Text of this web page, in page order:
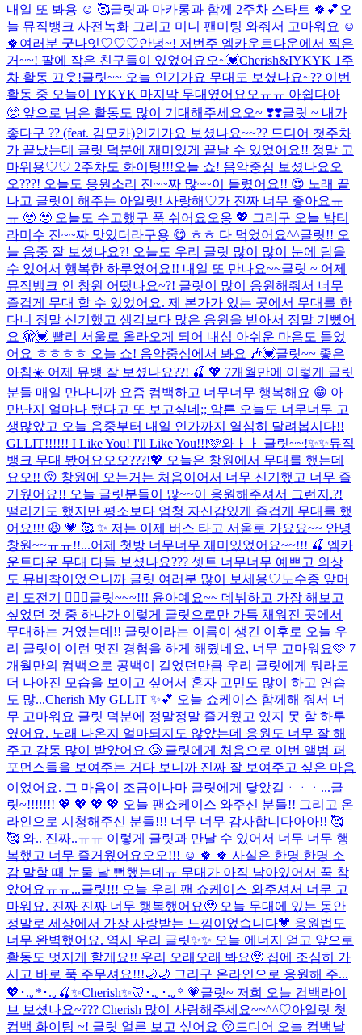
내일 또 봐용 ☺️ 🥰글릿과 마카롱과 함께 2주차 스타트 🍀💕 오
늘 뮤직뱅크 사전녹화 그리고 미니 팬미팅 와줘서 고마워요 ☺️
🍀 여러분 굿나잇♡♡♡안녕~! 저번주 엠카운트다운에서 찍은
거~~! 팔에 작은 친구들이 있었어요오~💓Cherish&IYKYK 1주
차 활동 끄읏!글릿~~ 오늘 인기가요 무대도 보셨나요~?? 이번
활동 중 오늘이 IYKYK 마지막 무대였어요오ㅠㅠ 아쉽다아
🥺 앞으로 남은 활동도 많이 기대해주세요오~ ❣️❣️글릿 ~ 내가
좋다구 ?? (feat. 김모카)인기가요 보셨나요~~?? 드디어 첫주차
가 끝났는데 글릿 덕분에 재미있게 끝날 수 있었어요!! 정말 고
마워용♡♡ 2주차도 화이팅!!!오늘 쇼! 음악중심 보셨나요오
오???! 오늘도 응원소리 진~~짜 많~~이 들렸어요!! 😍 노래 끝
나고 글릿이 해주는 아일릿! 사랑해♡가 진짜 너무 좋아요ㅠ
ㅠ 🥹 🥹 오늘도 수고했구 푹 쉬어요오옹 💖 그리구 오늘 밤티
라미수 진~~짜 맛있더라구용 😋 ㅎㅎ 다 먹었어요^^글릿!! 오
늘 음중 잘 보셨나요?! 오늘도 우리 글릿 많이 많이 눈에 담을
수 있어서 행복한 하루였어요!! 내일 또 만나요~~글릿 ~ 어제
뮤직뱅크 인 창원 어땠나요~?! 글릿이 많이 응원해줘서 너무
즐겁게 무대 할 수 있었어요. 제 본가가 있는 곳에서 무대를 한
다니 정말 신기했고 생각보다 많은 응원을 받아서 정말 기뻤어
요 🫣💓 빨리 서울로 올라오게 되어 내심 아쉬운 마음도 들었
어요 ㅎㅎㅎㅎ 오늘 쇼! 음악중심에서 봐요 🎶💓글릿~~ 좋은
아침☀️ 어제 뮤뱅 잘 보셨나요??! 🍒 💖 7개월만에 이렇게 글릿
분들 매일 만나니까 요즘 컴백하고 너무너무 행복해요 😁 아
만난지 얼마나 됐다고 또 보고싶네;; 암튼 오늘도 너무너무 고
생많았고 오늘 음중부터 내일 인가까지 열심히 달려봅시다!!
GLLIT!!!!!! I Like You! I'll Like You!!!🩷와ㅏㅏ 글릿~~!✨✨뮤직
뱅크 무대 봤어요오오???!💖 오늘은 창원에서 무대를 했는데
요오!! 😚 창원에 오는거는 처음이어서 너무 신기했고 너무 즐
거웠어요!! 오늘 글릿분들이 많~~이 응원해주셔서 그런지.?!
떨리기도 했지만 평소보다 엄청 자신감있게 즐겁게 무대를 했
어요!!! 😆 💗 🥰 ✨ 저는 이제 버스 타고 서울로 가요요~~ 안녕
창원~~ㅠㅠ!!...어제 첫방 너무너무 재미있었어요~~!!! 🍒 엠카
운트다운 무대 다들 보셨나요??? 셋트 너무너무 예쁘고 의상
도 뮤비착이었으니까 글릿 여러분 많이 보세용♡노수종 앞머
리 도전기 💇🏻‍♀️글릿~~~!!! 윤아예요~~ 데뷔하고 가장 해보고
싶었던 것 중 하나가 이렇게 글릿으로만 가득 채워진 곳에서
무대하는 거였는데!! 글릿이라는 이름이 생긴 이후로 오늘 우
리 글릿이 이런 멋진 경험을 하게 해줬네요, 너무 고마워요🩷 7
개월만의 컴백으로 공백이 길었던만큼 우리 글릿에게 뭐라도
더 나아진 모습을 보이고 싶어서 혼자 고민도 많이 하고 연습
도 많...Cherish My GLLIT ✨💕 오늘 쇼케이스 함께해 줘서 너
무 고마워요 글릿 덕분에 정말정말 즐거웠고 있지 못 할 하루
였어요. 노래 나온지 얼마되지도 않았는데 응원도 너무 잘 해
주고 감동 많이 받았어요 🥲 글릿에게 처음으로 이번 앨범 퍼
포먼스들을 보여주는 거다 보니까 진짜 잘 보여주고 싶은 마음
이었어요. 그 마음이 조금이나마 글릿에게 닿았길ᆞᆞᆞ...글
릿~!!!!!!! 💖 💖 💖 💖 오늘 팬쇼케이스 와주신 분들!! 그리고 온
라인으로 시청해주신 분들!!! 너무 너무 감사합니다아아!! 🥰
🥰 와.. 진짜..ㅠㅠ 이렇게 글릿과 만날 수 있어서 너무 너무 행
복했고 너무 즐거웠어요오오!!! ☺️ 🍀 🍀 사실은 한명 한명 소
감 말할 때 눈물 날 뻔했는데ㅠ 무대가 아직 남아있어서 꾹 참
았어요ㅠㅠ...글릿!!! 오늘 우리 팬 쇼케이스 와주셔서 너무 고
마워요. 진짜 진짜 너무 행복했어요🥹 오늘 무대에 있는 동안
정말로 세상에서 가장 사랑받는 느낌이었습니다💗 응원법도
너무 완벽했어요. 역시 우리 글릿✨✨ 오늘 에너지 얻고 앞으로
활동도 멋지게 할게요!! 우리 오래오래 봐요🥹 집에 조심히 가
시고 바로 푹 주무셔요!!!🌙🌙 그리구 온라인으로 응원해 주...
💖･.｡*･.｡🍒✨Cherish✨🦷･.｡･.｡꙳ 💗글릿~ 저희 오늘 컴백라이
브 보셨나요~??? Cherish 많이 사랑해주세요~~^^♡아일릿 첫
컴백 화이팅 ~! 글릿 얼른 보고 싶어요 😚드디어 오늘 컴백날